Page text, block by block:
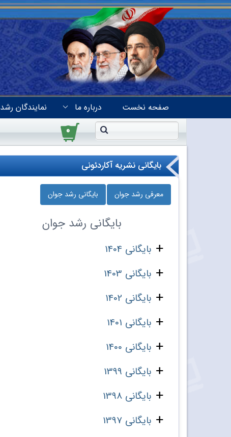
صفحه نخست درباره ما نمایندگان رشد
۰
بایگانی نشریه آکاردئونی
معرفی رشد جوان بایگانی رشد جوان
بایگانی رشد جوان
بایگانی 1404
بایگانی 1403
بایگانی 1402
بایگانی 1401
بایگانی 1400
بایگانی 1399
بایگانی 1398
بایگانی 1397